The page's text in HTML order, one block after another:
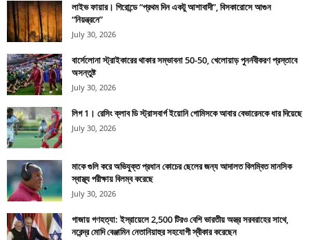
লাইভ ফায়ার। গিরোন্ডে “প্রথম দিন একটু আশাবাদী”, বিসকারোসে আগুন
“নিয়ন্ত্রনে”
July 30, 2026
বার্সেলোনা স্ট্রাইকারের থাকার সম্ভাবনা 50-50, খেলোয়াড় পুনর্নবীকরণ প্রস্তাবে
অসন্তুষ্ট
July 30, 2026
লিগ 1। রেসিং ক্লাব ডি স্ট্রাসবার্গ ইয়োনি গোমিসকে আবার বেভারেনকে ধার দিয়েছে
July 30, 2026
মাকে গুলি করে অভিযুক্ত প্রধান কোচের ছেলের জন্য আদালত বিলম্বিত মানসিক
স্বাস্থ্য পরীক্ষায় বিলম্ব করেছে
July 30, 2026
গাজায় গণহত্যা: ইস্রায়েলে 2,500 টিরও বেশি ভারতীয় অস্ত্র সরবরাহের সাথে,
নরেন্দ্র মোদি বেঞ্জামিন নেতানিয়াহুর সহযোগী স্বীকার করেছেন